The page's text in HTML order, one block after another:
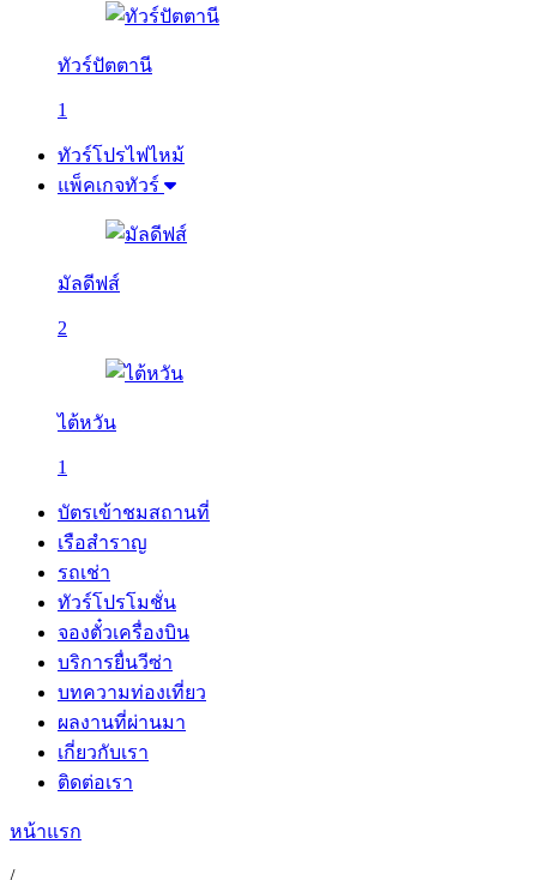
ทัวร์ปัตตานี
1
ทัวร์โปรไฟไหม้
แพ็คเกจทัวร์
มัลดีฟส์
2
ไต้หวัน
1
บัตรเข้าชมสถานที่
เรือสำราญ
รถเช่า
ทัวร์โปรโมชั่น
จองตั๋วเครื่องบิน
บริการยื่นวีซ่า
บทความท่องเที่ยว
ผลงานที่ผ่านมา
เกี่ยวกับเรา
ติดต่อเรา
หน้าแรก
/